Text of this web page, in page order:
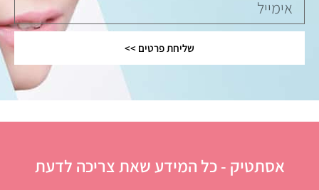
שליחת פרטים >>
אסתטיק - כל המידע שאת צריכה לדעת